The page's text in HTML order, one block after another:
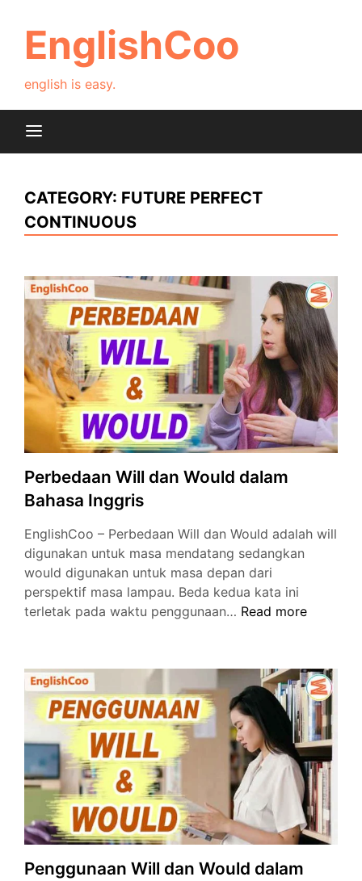
contentEnglishCoo
english is easy.
CATEGORY: FUTURE PERFECT
CONTINUOUS
Perbedaan Will dan Would dalam
Bahasa Inggris
EnglishCoo – Perbedaan Will dan Would adalah will
digunakan untuk masa mendatang sedangkan
would digunakan untuk masa depan dari
perspektif masa lampau. Beda kedua kata ini
terletak pada waktu penggunaan… Perbedaan
Would
dalam
Bahasa
Inggris
Read more
Penggunaan Will dan Would dalam